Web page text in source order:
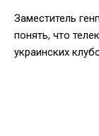
Заместитель
понять, что
украинских